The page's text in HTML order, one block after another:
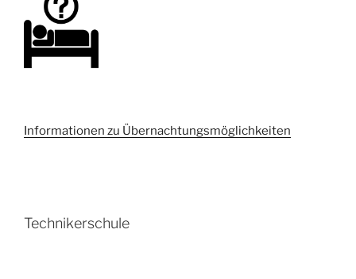
Informationen zu Übernachtungsmöglichkeiten
Technikerschule